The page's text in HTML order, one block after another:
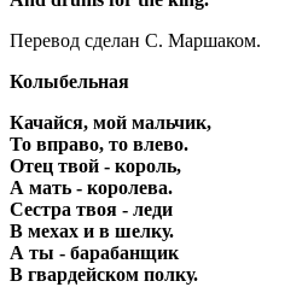
Перевод сделан С. Маршаком.
Колыбельная
Качайся, мой мальчик,
То вправо, то влево.
Отец твой - король,
А мать - королева.
Сестра твоя - леди
В мехах и в шелку.
А ты - барабанщик
В гвардейском полку.